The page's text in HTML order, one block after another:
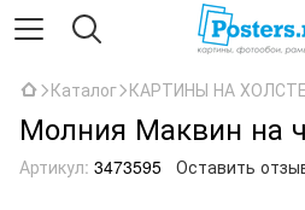
Каталог КАРТИНЫ НА ХОЛСТЕ
Молния Маквин на
Артикул: 3473595 Оставить